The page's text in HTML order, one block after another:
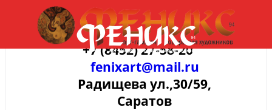
+7 (8452) 27-58-20
fenixart@mail.ru
Радищева ул.,30/59,
Саратов